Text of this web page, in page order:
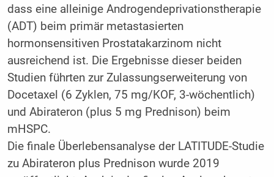
dass eine alleinige Androgendeprivationstherapie
(ADT) beim primär metastasierten
hormonsensitiven Prostatakarzinom nicht
ausreichend ist. Die Ergebnisse dieser beiden
Studien führten zur Zulassungserweiterung von
Docetaxel (6 Zyklen, 75 mg/KOF, 3-wöchentlich)
und Abirateron (plus 5 mg Prednison) beim
mHSPC.
Die finale Überlebensanalyse der LATITUDE-Studie
zu Abirateron plus Prednison wurde 2019